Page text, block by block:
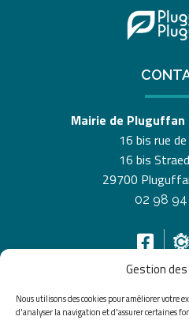
Gestion
Nous utilisons des cookies pour améliorer votre
d'analyser la navigation et d'assurer certaines
Mairie de Pluguffan
16 bis rue
16 bis
29700
02 98 94
HORAIRES